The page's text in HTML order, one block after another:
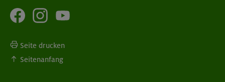
Seite drucken
Seitenanfang